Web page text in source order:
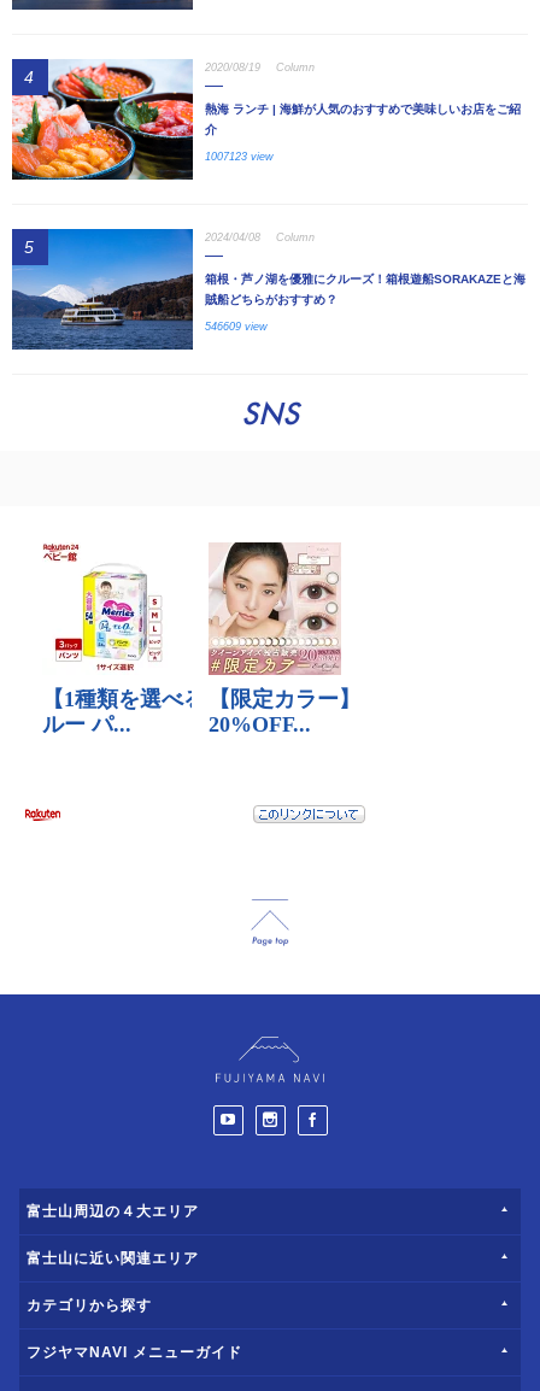
4 2020/08/19 Column
熱海 ランチ | 海鮮が人気のおすすめで美味しいお店をご紹
介
1007123 view
5 2024/04/08 Column
箱根・芦ノ湖を優雅にクルーズ！箱根遊船SORAKAZEと海
賊船どちらがおすすめ？
546609 view
SNS
富士山周辺の４大エリア
富士山に近い関連エリア
カテゴリから探す
フジヤマNAVI メニューガイド